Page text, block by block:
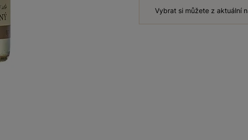
Vybrat si můžete z aktuální